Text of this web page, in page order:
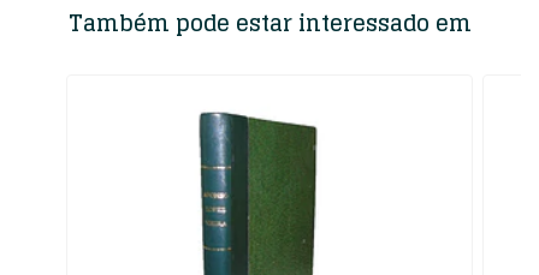
Também pode estar interessado em